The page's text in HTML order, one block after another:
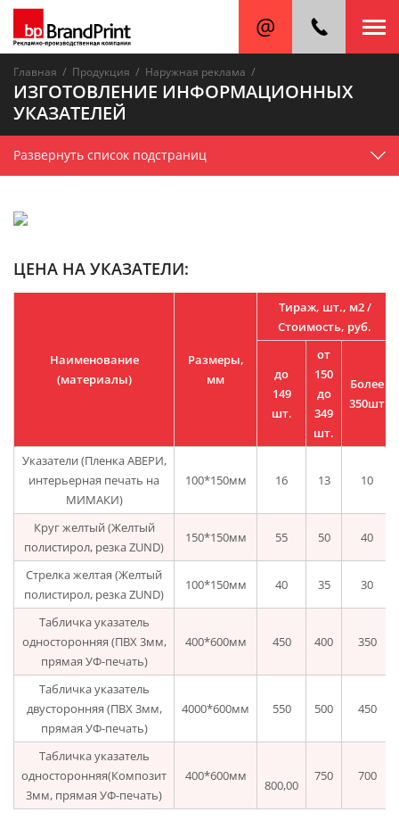
Главная / Продукция / Наружная реклама /
ИЗГОТОВЛЕНИЕ ИНФОРМАЦИОННЫХ
УКАЗАТЕЛЕЙ
Развернуть список подстраниц
ЦЕНА НА УКАЗАТЕЛИ:
Наименование
(материалы)
Размеры,
мм
Тираж, шт., м2 /
Стоимость, руб.
до
149
шт.
от
150
до
349
шт.
Более
350шт
Указатели (Пленка АВЕРИ,
интерьерная печать на
МИМАКИ)
100*150мм 16 13 10
Круг желтый (Желтый
полистирол, резка ZUND)
150*150мм 55 50 40
Стрелка желтая (Желтый
полистирол, резка ZUND)
100*150мм 40 35 30
Табличка указатель
односторонняя (ПВХ 3мм,
прямая УФ-печать)
400*600мм 450 400 350
Табличка указатель
двусторонняя (ПВХ 3мм,
прямая УФ-печать)
4000*600мм 550 500 450
Табличка указатель
односторонняя(Композит
3мм, прямая УФ-печать)
400*600мм
800,00
750 700